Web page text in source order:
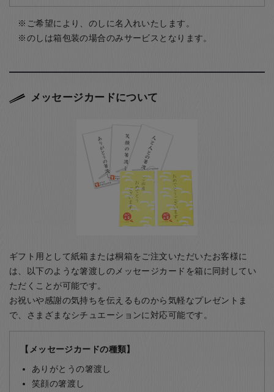
ご希望により、のしに名入れいたします。
のしは箱包装の場合のみサービスとなります。
メッセージカードについて
ギフト用として紙箱または桐箱をご注文いただいたお客様に
は、以下のような箸渡しのメッセージカードを箱に同封してい
ただくことが可能です。
お祝いや感謝の気持ちを伝えるものから気軽なプレゼントま
で、さまざまなシチュエーションに対応可能です。
【メッセージカードの種類】
ありがとうの箸渡し
笑顔の箸渡し